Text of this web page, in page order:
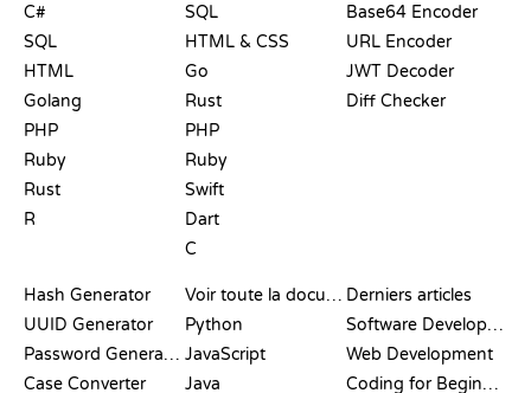
C#
SQL
HTML
Golang
PHP
Ruby
Rust
R
SQL
HTML & CSS
Go
Rust
PHP
Ruby
Swift
Dart
C
Base64 Encoder
URL Encoder
JWT Decoder
Diff Checker
Hash Generator
UUID Generator
Password Generator
Case Converter
Voir toute la documentation
Python
JavaScript
Java
Derniers articles
Software Development
Web Development
Coding for Beginners